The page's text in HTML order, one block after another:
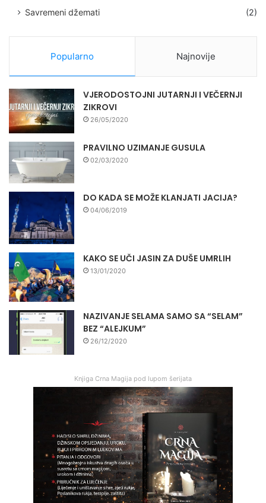
Savremeni džemati
(2)
Popularno Najnovije
VJERODOSTOJNI JUTARNJI I VEČERNJI
ZIKROVI
26/05/2020
PRAVILNO UZIMANJE GUSULA
02/03/2020
DO KADA SE MOŽE KLANJATI JACIJA?
04/06/2019
KAKO SE UČI JASIN ZA DUŠE UMRLIH
13/01/2020
NAZIVANJE SELAMA SAMO SA “SELAM”
BEZ “ALEJKUM”
26/12/2020
Knjiga Crna Magija pod lupom šerijata